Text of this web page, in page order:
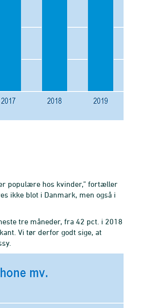
populære hos kvinder,” fortæller
ikke blot i Danmark, men også i
tre måneder, fra 42 pct. i 2018
Vi tør derfor godt sige, at